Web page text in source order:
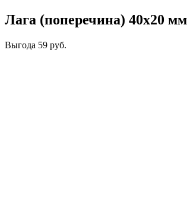
Лага (поперечина) 40х20
Выгода 59 руб.